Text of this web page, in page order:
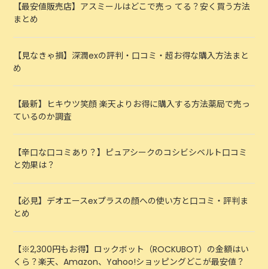
【最安値販売店】アスミールはどこで売っ てる？安く買う方法
まとめ
【見なきゃ損】深潤exの評判・口コミ・超お得な購入方法まと
め
【最新】ヒキウツ笑顔 楽天よりお得に購入する方法薬局で売っ
ているのか調査
【辛口な口コミあり？】ピュアシークのコシビシベルト口コミ
と効果は？
【必見】デオエースexプラスの顔への使い方と口コミ・評判ま
とめ
【※2,300円もお得】ロックボット（ROCKUBOT）の金額はい
くら？楽天、Amazon、Yahoo!ショッピングどこが最安値？